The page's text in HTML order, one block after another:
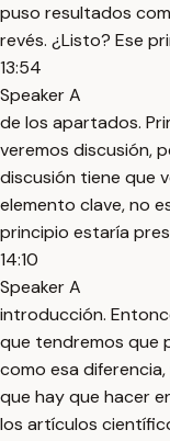
puso resultados
revés. ¿Listo? Ese
13:54
Speaker A
de los apartados.
veremos discusión,
discusión tiene que
elemento clave, no
principio estaría
14:10
Speaker A
introducción.
que tendremos que
como esa
que hay que hacer
los artículos